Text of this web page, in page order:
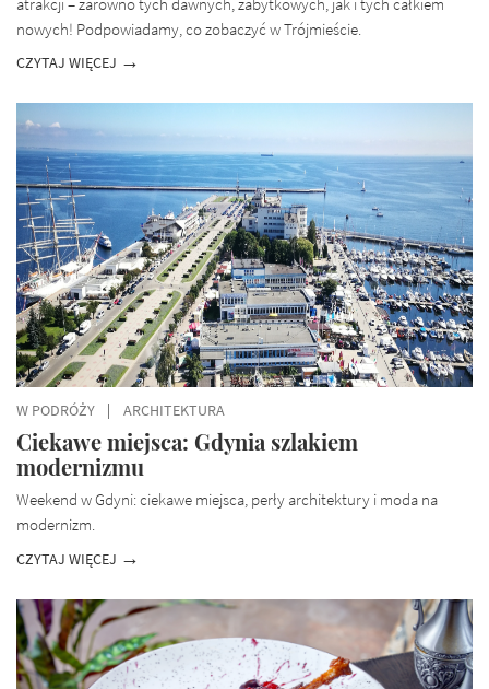
nowych! Podpowiadamy, co zobaczyć w Trójmieście.
CZYTAJ WIĘCEJ
W PODRÓŻY ARCHITEKTURA
Ciekawe miejsca: Gdynia szlakiem
modernizmu
Weekend w Gdyni: ciekawe miejsca, perły architektury i moda na
modernizm.
CZYTAJ WIĘCEJ